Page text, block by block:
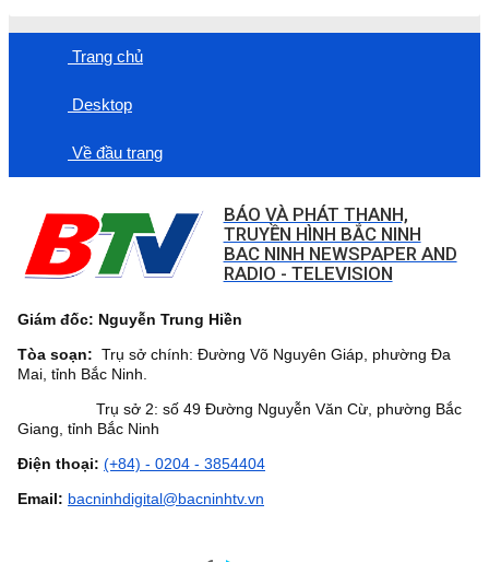
Trang chủ
Desktop
Về đầu trang
BÁO VÀ PHÁT THANH,
TRUYỀN HÌNH BẮC NINH
BAC NINH NEWSPAPER AND
RADIO - TELEVISION
Giám đốc: Nguyễn Trung Hiền
Tòa soạn: Trụ sở chính: Đường Võ Nguyên Giáp, phường Đa
Mai, tỉnh Bắc Ninh.
Trụ sở 2: số 49 Đường Nguyễn Văn Cừ, phường Bắc
Giang, tỉnh Bắc Ninh
Điện thoại: (+84) - 0204 - 3854404
Email: bacninhdigital@bacninhtv.vn